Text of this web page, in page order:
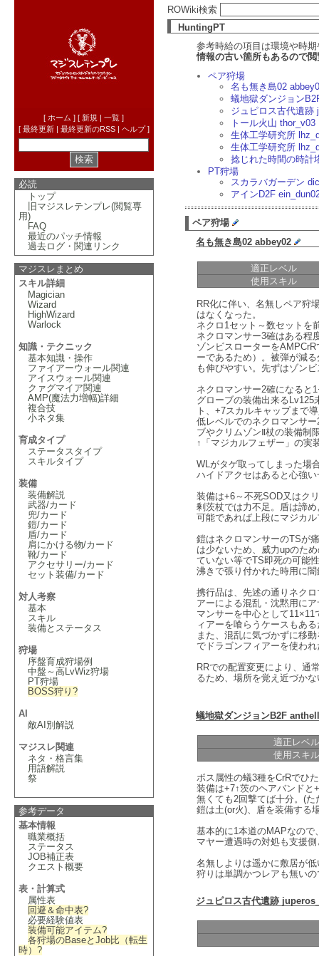
ROWiki検索
[ ホーム ] [ 新規 |一覧 ]
[ 最終更新| 最終更新のRSS| ヘルプ]
HuntingPT
必読
トップ
旧マジスレテンプレ(閲覧専
用)
FAQ
最近のパッチ情報
過去ログ・ 関連リンク
マジスレまとめ
スキル詳細
Magician
Wizard
HighWizard
Warlock
知識・テクニック
基本知識・操作
ファイアーウォール関連
アイスウォール関連
クァグマイア関連
AMP(魔法力増幅)詳細
複合技
小ネタ集
育成タイプ
ステータスタイプ
スキルタイプ
装備
装備解説
武器/カード
兜/カード
鎧/カード
盾/カード
肩にかける物/カード
靴/カード
アクセサリー/カード
セット装備/カード
対人考察
基本
スキル
装備とステータス
狩場
序盤育成狩場例
中盤～高LvWiz狩場
PT狩場
BOSS狩り ?
AI
敵AI別解説
マジスレ関連
ネタ・格言集
用語解説
祭
参考データ
基本情報
職業概括
ステータス
JOB補正表
クエスト概要
表・計算式
属性表
回避＆命中表?
必要経験値表
装備可能アイテム?
各狩場のBaseとJob比（転生
時） ?
参考時給の項目は環境や時
情報の古い箇所もあるので
ペア狩場
名も無き島02
蟻地獄ダンジョン
ジュピロス古代遺跡
トール火山 thor_v03
生体工学研究所
生体工学研究所
捻じれた時間の時計
PT狩場
スカラバガーデン
アインD2F
ペア狩場
名も無き島02 abbey02
適正レベル
使用スキル
RR化に伴い、名無しペア狩
はなくなった。
ネクロ1セット～数セットを
ネクロマンサー3確はある程
ゾンビスローターを
ーであるため）。被弾が減
も伸びやすい。先ずはゾン
ネクロマンサー2確になると
グローブの装備出来る
ト、+7スカルキャップまで
低レベルでのネクロマンサ
ブやクリムゾンⅡ杖の装備制
↑「マジカルフェザー」の実
WLがタゲ取ってしまった場
ハイドアクセはあると心強
装備は+6～不死SOD又はク
剰茨杖では力不足。盾は諦
可能であれば上段にマジカ
鎧はネクロマンサーのTSが
は少ないため、威力upのた
ていない等でTS即死の可能
沸きで張り付かれた時用に
携行品は、先述の通りネク
アーによる混乱・沈黙用に
マンサーを中心として
ィアーを喰らうケースもあ
また、混乱に気づかずに移
でドラゴンフィアーを使わ
RRでの配置変更により、通
るため、場所を覚え近づか
蟻地獄ダンジョンB2F
適正レベ
使用スキ
ボス属性の蟻3種をCrRでひ
装備は+7↑茨のヘアバンドと
無くても2回撃てば十分。(
鎧は土(or火)、盾を装備する
基本的に1本道のMAPなの
マヤー遭遇時の対処も支援
名無しよりは遥かに敷居が
狩りは単調かつレアも無い
ジュピロス古代遺跡